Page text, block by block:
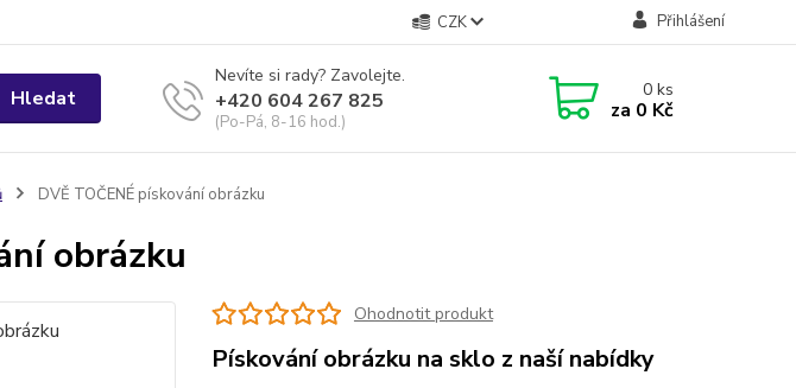
CZK Přihlášení
Hledat
Nevíte si rady? Zavolejte.
+420 604 267 825
(Po-Pá, 8-16 hod.)
0ks
za 0 Kč
DVĚ TOČENÉ pískování obrázku
obrázku
Ohodnotit produkt
Pískování obrázku na sklo z naší nabídky